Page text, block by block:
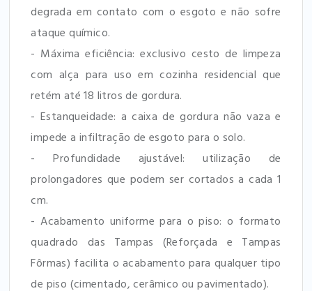
degrada em contato com o esgoto e não sofre
ataque químico.
- Máxima eficiência: exclusivo cesto de limpeza
com alça para uso em cozinha residencial que
retém até 18 litros de gordura.
- Estanqueidade: a caixa de gordura não vaza e
impede a infiltração de esgoto para o solo.
- Profundidade ajustável: utilização de
prolongadores que podem ser cortados a cada 1
cm.
- Acabamento uniforme para o piso: o formato
quadrado das Tampas (Reforçada e Tampas
Fôrmas) facilita o acabamento para qualquer tipo
de piso (cimentado, cerâmico ou pavimentado).